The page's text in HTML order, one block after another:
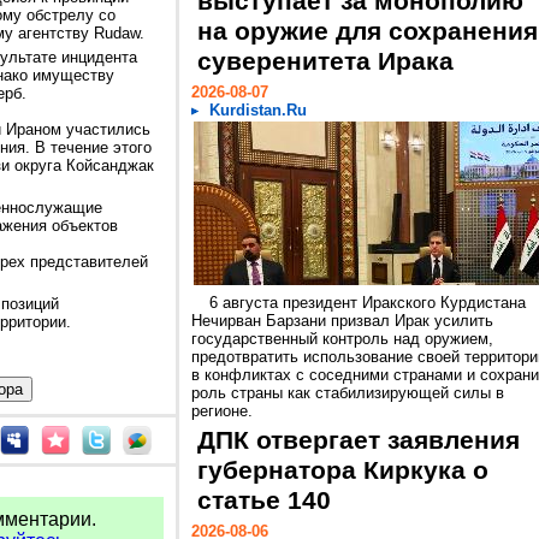
обстрелу со
агентству Rudaw.
инцидента
имуществу
участились
В течение этого
округа Койсанджак
объектов
представителей
на оружие для сохранения
суверенитета Ирака
2026-08-07
Kurdistan.Ru
6 августа президент Иракского Курдистана
Нечирван Барзани призвал Ирак усилить
государственный контроль над оружием,
предотвратить использование своей
в конфликтах с соседними странами и
роль страны как стабилизирующей силы в
регионе.
ДПК отвергает заявления
губернатора Киркука о
статье 140
2026-08-06